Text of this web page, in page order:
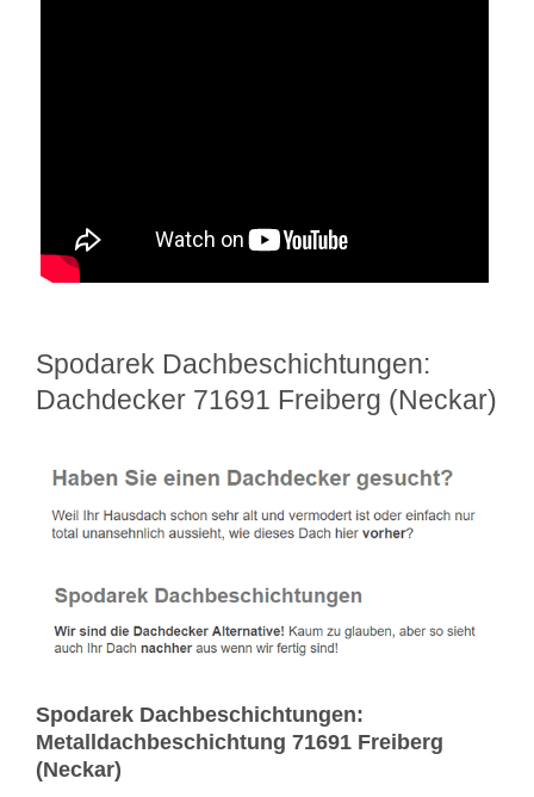
Spodarek Dachbeschichtungen:
Dachdecker 71691 Freiberg (Neckar)
Spodarek Dachbeschichtungen:
Metalldachbeschichtung 71691 Freiberg
(Neckar)